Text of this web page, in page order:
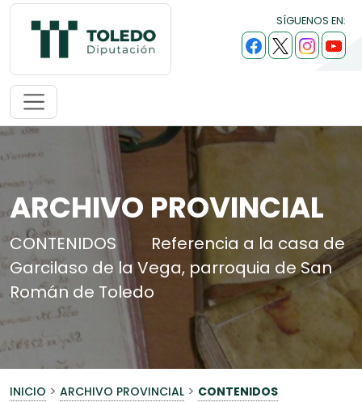
SÍGUENOS EN:
ARCHIVO PROVINCIAL
CONTENIDOS
Referencia a la casa de
Garcilaso de la Vega, parroquia de San
Román de Toledo
INICIO > ARCHIVO PROVINCIAL > CONTENIDOS